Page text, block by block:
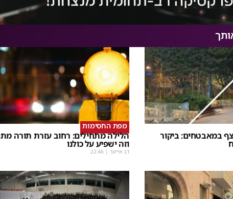
במאבטחים: ביקור
מפת החסימות
הלילה מתחילים: רחוב עזרת תורה
וזה ישפיע על כולנו
דב אייזנר |
22:46